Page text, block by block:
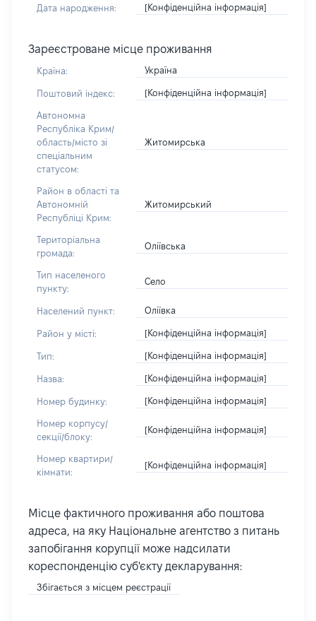
Дата народження: [Конфіденційна інформація]
Зареєстроване місце проживання
Країна: Україна
Поштовий індекс: [Конфіденційна інформація]
Автономна
Республіка Крим/
область/місто зі
спеціальним
статусом:
Житомирська
Район в області та
Автономній
Республіці Крим:
Житомирський
Територіальна
громада:
Оліївська
Тип населеного
пункту:
Село
Населений пункт: Оліївка
Район у місті: [Конфіденційна інформація]
Тип: [Конфіденційна інформація]
Назва: [Конфіденційна інформація]
Номер будинку: [Конфіденційна інформація]
Номер корпусу/
секції/блоку:
[Конфіденційна інформація]
Номер квартири/
кімнати:
[Конфіденційна інформація]
Місце фактичного проживання або поштова
адреса, на яку Національне агентство з питань
запобігання корупції може надсилати
кореспонденцію суб'єкту декларування:
Збігається з місцем реєстрації